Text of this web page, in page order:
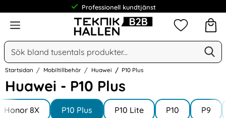
Professionell kundtjänst
Meny
Sök
Sök på Narse Group AB
Mina
Startsidan Mobiltillbehör Huawei P10 Plus
Huawei - P10 Plus
Hoppa
till
Underkategorier
Honor 8X P10 Plus P10 Lite P10 P9